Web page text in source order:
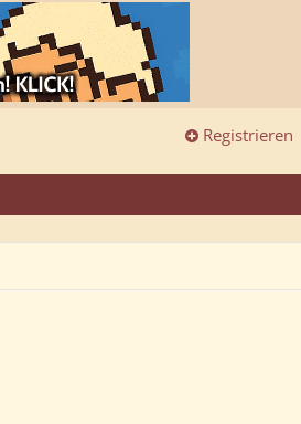
Registrieren